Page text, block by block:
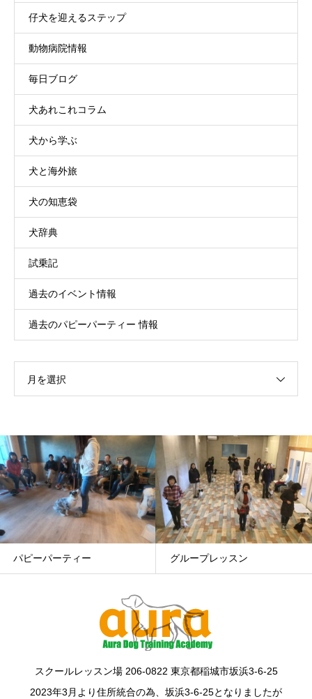
仔犬を迎えるステップ
動物病院情報
毎日ブログ
犬あれこれコラム
犬から学ぶ
犬と海外旅
犬の知恵袋
犬辞典
試乗記
過去のイベント情報
過去のパピーパーティー 情報
月を選択
グループレッスン 幼稚園/ルーデンスクラス
スクールレッスン場 206-0822 東京都稲城市坂浜3-6-25
2023年3月より住所統合の為、坂浜3-6-25となりましたが